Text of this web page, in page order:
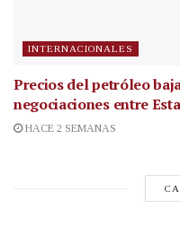
INTERNACIONALES
Precios del petróleo
negociaciones entre
HACE 2 SEMANAS